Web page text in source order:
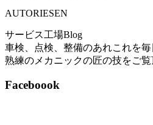
AUTORIESEN
サービス工場Blog
車検、点検、整備のあれこれを毎
熟練のメカニックの匠の技をご覧
Faceboook